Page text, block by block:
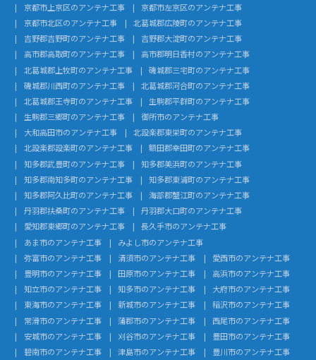
京都市上京区のアンテナ工事
京都市左京区のアンテナ工事
京都市北区のアンテナ工事
北葛城郡広陵町のアンテナ工事
吉野郡吉野町のアンテナ工事
吉野郡大淀町のアンテナ工事
高市郡高取町のアンテナ工事
高市郡明日香村のアンテナ工事
北葛城郡上牧町のアンテナ工事
磯城郡三宅町のアンテナ工事
磯城郡川西町のアンテナ工事
北葛城郡河合町のアンテナ工事
北葛城郡王寺町のアンテナ工事
生駒郡平群町のアンテナ工事
生駒郡三郷町のアンテナ工事
御所市のアンテナ工事
大和高田市のアンテナ工事
北設楽郡東栄町のアンテナ工事
北設楽郡設楽町のアンテナ工事
額田郡幸田町のアンテナ工事
知多郡武豊町のアンテナ工事
知多郡美浜町のアンテナ工事
知多郡南知多町のアンテナ工事
知多郡東浦町のアンテナ工事
知多郡阿久比町のアンテナ工事
海部郡蟹江町のアンテナ工事
丹羽郡扶桑町のアンテナ工事
丹羽郡大口町のアンテナ工事
愛知郡東郷町のアンテナ工事
長久手市のアンテナ工事
あま市のアンテナ工事
みよし市のアンテナ工事
弥富市のアンテナ工事
清須市のアンテナ工事
愛西市のアンテナ工事
豊明市のアンテナ工事
田原市のアンテナ工事
高浜市のアンテナ工事
知立市のアンテナ工事
知多市のアンテナ工事
大府市のアンテナ工事
東海市のアンテナ工事
新城市のアンテナ工事
稲沢市のアンテナ工事
常滑市のアンテナ工事
蒲郡市のアンテナ工事
西尾市のアンテナ工事
安城市のアンテナ工事
刈谷市のアンテナ工事
豊田市のアンテナ工事
碧南市のアンテナ工事
津島市のアンテナ工事
豊川市のアンテナ工事